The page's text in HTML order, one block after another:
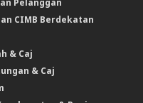
CIMB Berdekatan
& Caj
& Caj